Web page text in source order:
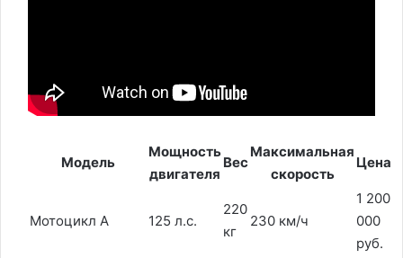
Модель
Мощность
двигателя
Вес
Максимальная
скорость
Цена
Мотоцикл A 125 л.с.
220
кг
230 км/ч
1 200
000
руб.